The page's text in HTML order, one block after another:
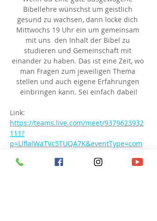
Bibellehre wünschst um geistlich
gesund zu wachsen, dann locke dich
Mittwochs 19 Uhr ein um gemeinsam
mit uns  den Inhalt der Bibel zu
studieren und Gemeinschaft mit
einander zu haben. Das ist eine Zeit, wo
man Fragen zum jeweiligen Thema
stellen und auch eigene Erfahrungen
einbringen kann. Sei einfach dabei!
Link:
https://teams.live.com/meet/9379623932
111?
p=LlflalWaTVc5TUQA7K&eventType=com